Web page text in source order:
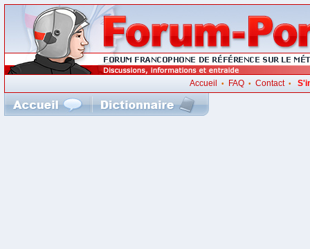
Accueil • FAQ• Contact•